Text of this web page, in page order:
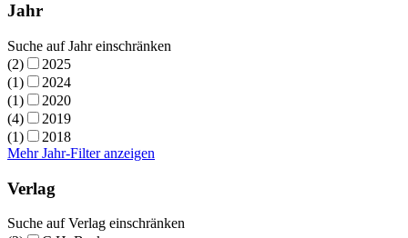
Jahr
Suche auf Jahr einschränken
(2)
2025
(1)
2024
(1)
2020
(4)
2019
(1)
2018
Mehr Jahr-Filter anzeigen
Verlag
Suche auf Verlag einschränken